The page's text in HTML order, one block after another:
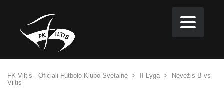
FK Viltis - Oficiali Futbolo Klubo Svetainė > II Lyga >
Nevėžis B vs
Viltis